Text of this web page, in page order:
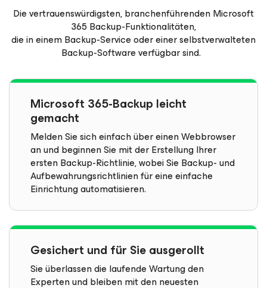
Die vertrauenswürdigsten, branchenführenden Microsoft
365 Backup-Funktionalitäten,
die in einem Backup-Service oder einer selbstverwalteten
Backup-Software verfügbar sind.
Microsoft 365-Backup leicht
gemacht
Melden Sie sich einfach über einen Webbrowser
an und beginnen Sie mit der Erstellung Ihrer
ersten Backup-Richtlinie, wobei Sie Backup- und
Aufbewahrungsrichtlinien für eine einfache
Einrichtung automatisieren.
Gesichert und für Sie ausgerollt
Sie überlassen die laufende Wartung den
Experten und bleiben mit den neuesten